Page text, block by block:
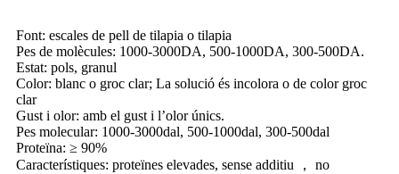
Font: escales de pell de tilapia o tilapia
Pes de molècules: 1000-3000DA, 500-1000DA, 300-500DA.
Estat: pols, granul
Color: blanc o groc clar; La solució és incolora o de color groc
clar
Gust i olor: amb el gust i l’olor únics.
Pes molecular: 1000-3000dal, 500-1000dal, 300-500dal
Proteïna: ≥ 90%
Característiques: proteïnes elevades, sense additiu ， no